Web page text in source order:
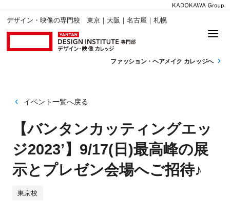
デザイン・映像の専門校 東京｜大阪｜名古屋｜札幌
ファッション・ ヘアメイク カレッジへ
イベント一覧へ戻る
【バンタンカッティングエッ
ジ2023’】9/17(日)最高峰の展
示とプレゼン会場へご招待♪
東京校